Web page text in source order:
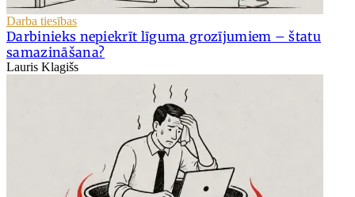
Darba tiesības
Darbinieks nepiekrīt līguma grozījumiem – štatu
samazināšana?
Lauris Klagišs